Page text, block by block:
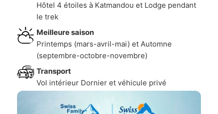
Hôtel 4 étoiles à Katmandou et Lodge pendant
le trek
Meilleure saison
Printemps (mars-avril-mai) et Automne
(septembre-octobre-novembre)
Transport
Vol intérieur Dornier et véhicule privé